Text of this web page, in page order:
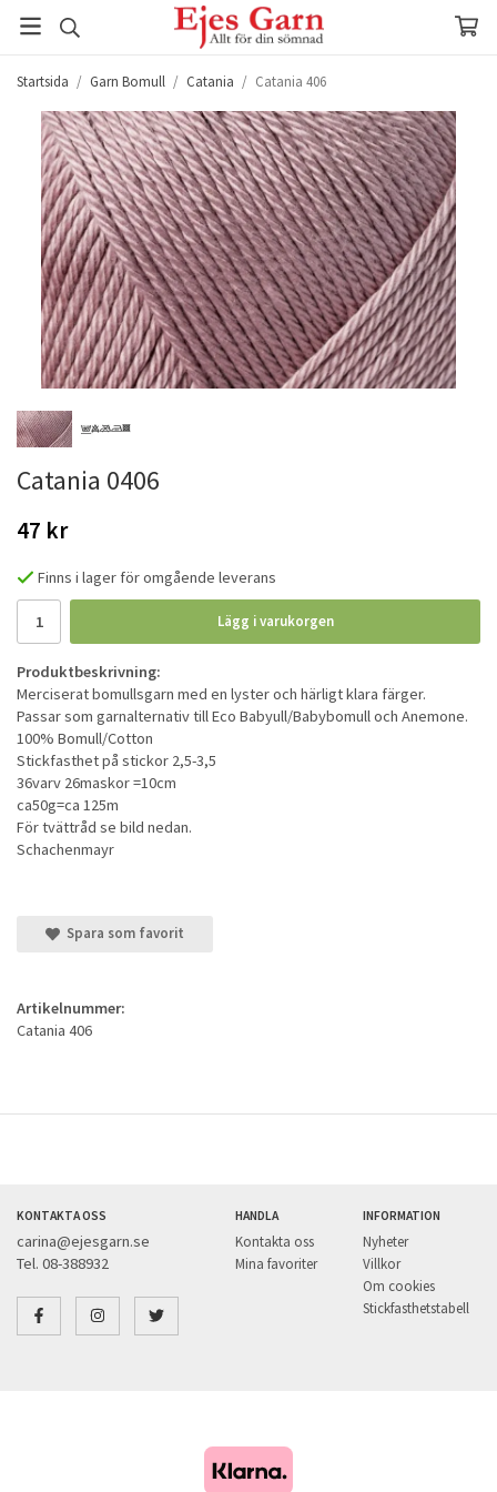
Startsida / Garn Bomull / Catania / Catania 406
Catania 0406
47 kr
Finns i lager för omgående leverans
Lägg i varukorgen
Produktbeskrivning:
Merciserat bomullsgarn med en lyster och härligt klara färger.
Passar som garnalternativ till Eco Babyull/Babybomull och Anemone.
100% Bomull/Cotton
Stickfasthet på stickor 2,5-3,5
36varv 26maskor =10cm
ca50g=ca 125m
För tvättråd se bild nedan.
Schachenmayr
Spara som favorit
Artikelnummer:
Catania 406
KONTAKTA OSS
carina@ejesgarn.se
Tel. 08-388932
HANDLA
Kontakta oss
Mina favoriter
INFORMATION
Nyheter
Villkor
Om cookies
Stickfasthetstabell